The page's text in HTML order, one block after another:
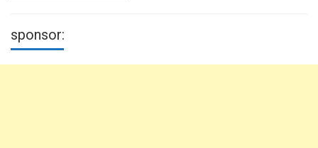
sponsor: